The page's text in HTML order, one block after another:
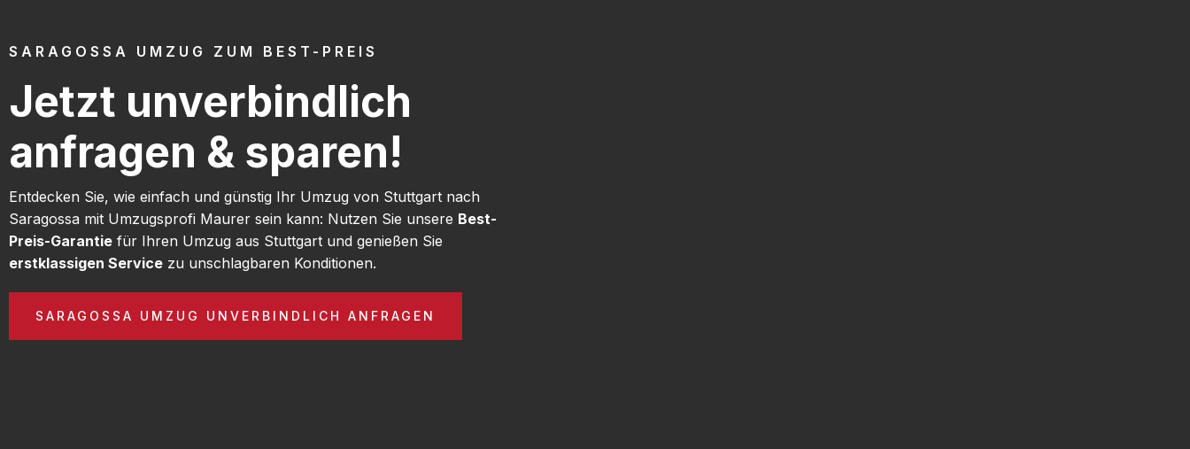
SARAGOSSA UMZUG ZUM BEST-PREIS
Jetzt unverbindlich
anfragen & sparen!
Entdecken Sie, wie einfach und günstig Ihr Umzug von Stuttgart nach
Saragossa mit Umzugsprofi Maurer sein kann: Nutzen Sie unsere Best-
Preis-Garantie für Ihren Umzug aus Stuttgart und genießen Sie
erstklassigen Service zu unschlagbaren Konditionen.
SARAGOSSA UMZUG UNVERBINDLICH ANFRAGEN